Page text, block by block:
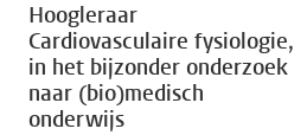
Hoogleraar
Cardiovasculaire fysiologie,
in het bijzonder onderzoek
naar (bio)medisch
onderwijs